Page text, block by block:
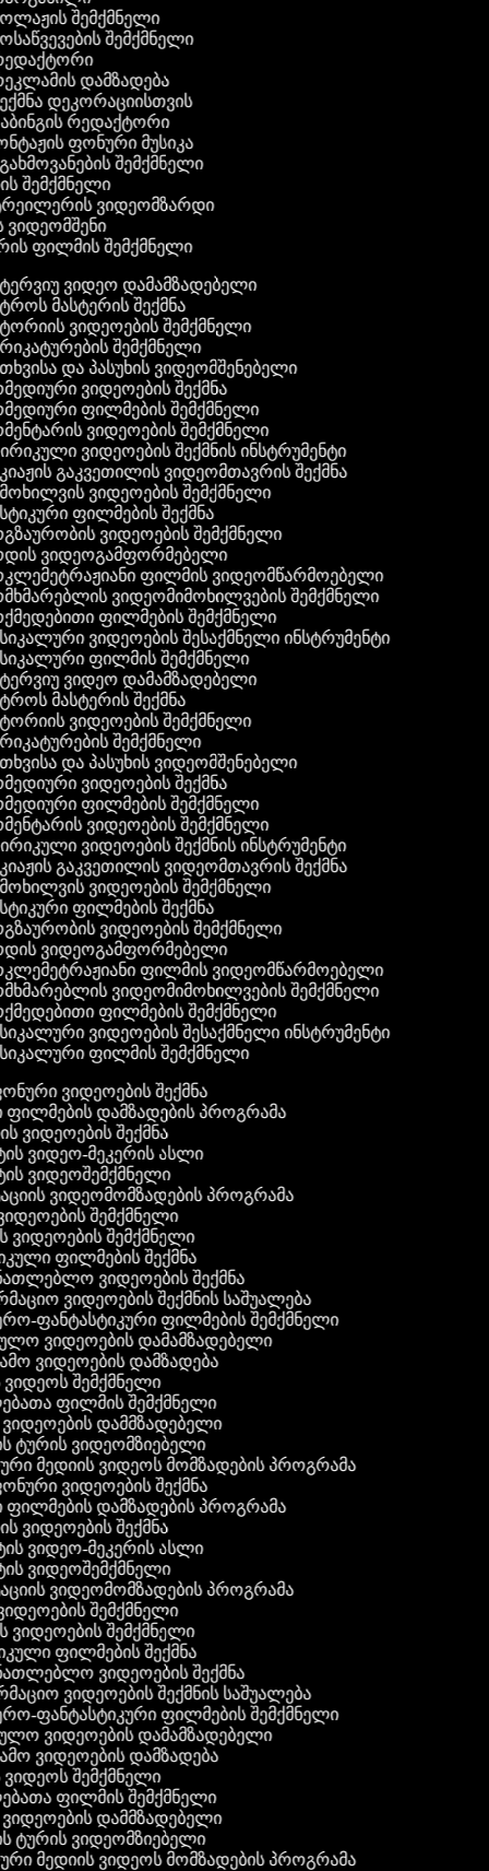
შემქმნელი
შემქმნელი
დამზადება
დეკორაციისთვის
რედაქტორი
ფონური მუსიკა
შემქმნელი
შემქმნელი
ვიდეომზარდი
ვიდეომშენი
ფილმის შემქმნელი
ვიდეო დამამზადებელი
მასტერის შექმნა
ვიდეოების შემქმნელი
შემქმნელი
და პასუხის ვიდეომშენებელი
ვიდეოების შექმნა
ფილმების შემქმნელი
ვიდეოების შემქმნელი
ვიდეოების შექმნის ინსტრუმენტი
გაკვეთილის ვიდეომთავრის შექმნა
ვიდეოების შემქმნელი
ფილმების შექმნა
ვიდეოების შემქმნელი
ვიდეოგამფორმებელი
ფილმის ვიდეომწარმოებელი
ვიდეომიმოხილვების შემქმნელი
ფილმების შემქმნელი
ვიდეოების შესაქმნელი ინსტრუმენტი
ფილმის შემქმნელი
ვიდეო დამამზადებელი
მასტერის შექმნა
ვიდეოების შემქმნელი
შემქმნელი
და პასუხის ვიდეომშენებელი
ვიდეოების შექმნა
ფილმების შემქმნელი
ვიდეოების შემქმნელი
ვიდეოების შექმნის ინსტრუმენტი
გაკვეთილის ვიდეომთავრის შექმნა
ვიდეოების შემქმნელი
ფილმების შექმნა
ვიდეოების შემქმნელი
ვიდეოგამფორმებელი
ფილმის ვიდეომწარმოებელი
ვიდეომიმოხილვების შემქმნელი
ფილმების შემქმნელი
ვიდეოების შესაქმნელი ინსტრუმენტი
ფილმის შემქმნელი
ვიდეოების შექმნა
ფილმების დამზადების პროგრამა
ვიდეოების შექმნა
ვიდეო-მეკერის ასლი
ვიდეოშემქმნელი
ვიდეომომზადების პროგრამა
შემქმნელი
ვიდეოების შემქმნელი
ფილმების შექმნა
ვიდეოების შექმნა
ვიდეოების შექმნის საშუალება
ფანტასტიკური ფილმების შემქმნელი
ვიდეოების დამამზადებელი
ვიდეოების დამზადება
ვიდეოს შემქმნელი
ფილმის შემქმნელი
ვიდეოების დამმზადებელი
ტურის ვიდეომზიებელი
მედიის ვიდეოს მომზადების პროგრამა
ვიდეოების შექმნა
ფილმების დამზადების პროგრამა
ვიდეოების შექმნა
ვიდეო-მეკერის ასლი
ვიდეოშემქმნელი
ვიდეომომზადების პროგრამა
შემქმნელი
ვიდეოების შემქმნელი
ფილმების შექმნა
ვიდეოების შექმნა
ვიდეოების შექმნის საშუალება
ფანტასტიკური ფილმების შემქმნელი
ვიდეოების დამამზადებელი
ვიდეოების დამზადება
ვიდეოს შემქმნელი
ფილმის შემქმნელი
ვიდეოების დამმზადებელი
ტურის ვიდეომზიებელი
მედიის ვიდეოს მომზადების პროგრამა